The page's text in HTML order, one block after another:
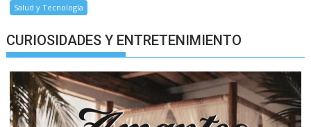
Salud y Tecnología
CURIOSIDADES Y ENTRETENIMIENTO